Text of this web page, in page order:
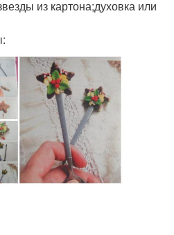
из картона;духовка или